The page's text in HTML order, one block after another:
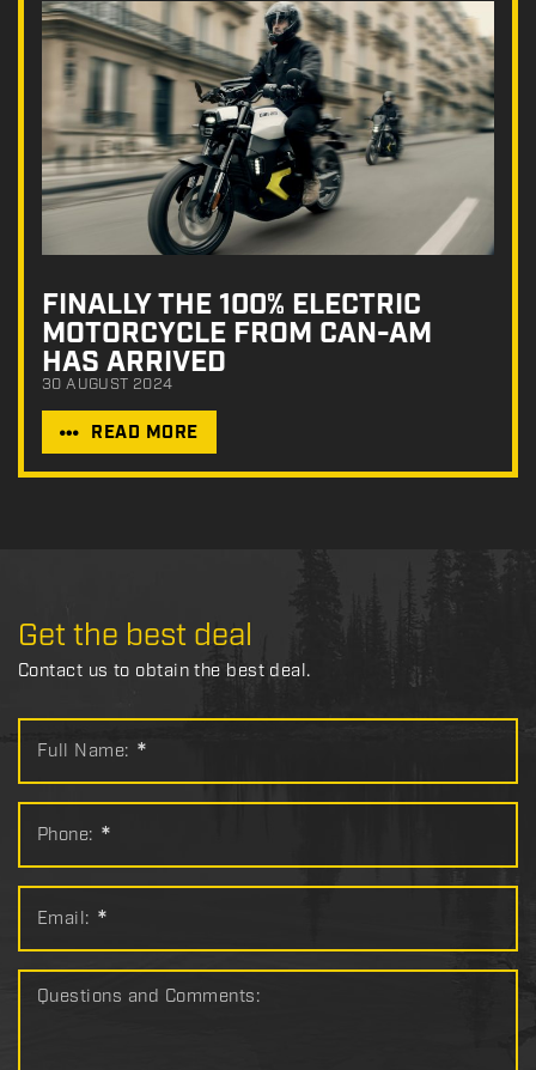
FINALLY THE 100% ELECTRIC
MOTORCYCLE FROM CAN-AM
HAS ARRIVED
30 AUGUST 2024
READ MORE
Get the best deal
Contact us to obtain the best deal.
Full Name: *
Phone: *
Email: *
Questions and Comments: